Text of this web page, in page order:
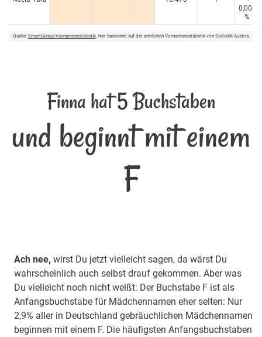
0,005
%
Quelle: SmartGenius-Vornamensstatistik, hier basierend auf der amtlichen Vornamensstatistik von Statistik Austria.
Finna hat 5 Buchstaben
und beginnt mit einem
F
Ach nee, wirst Du jetzt vielleicht sagen, da wärst Du
wahrscheinlich auch selbst drauf gekommen. Aber was
Du vielleicht noch nicht weißt: Der Buchstabe F ist als
Anfangsbuchstabe für Mädchennamen eher selten: Nur
2,9% aller in Deutschland gebräuchlichen Mädchennamen
beginnen mit einem F. Die häufigsten Anfangsbuchstaben